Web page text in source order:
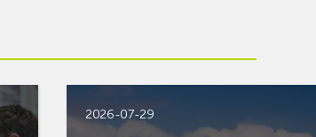
2026-07-29